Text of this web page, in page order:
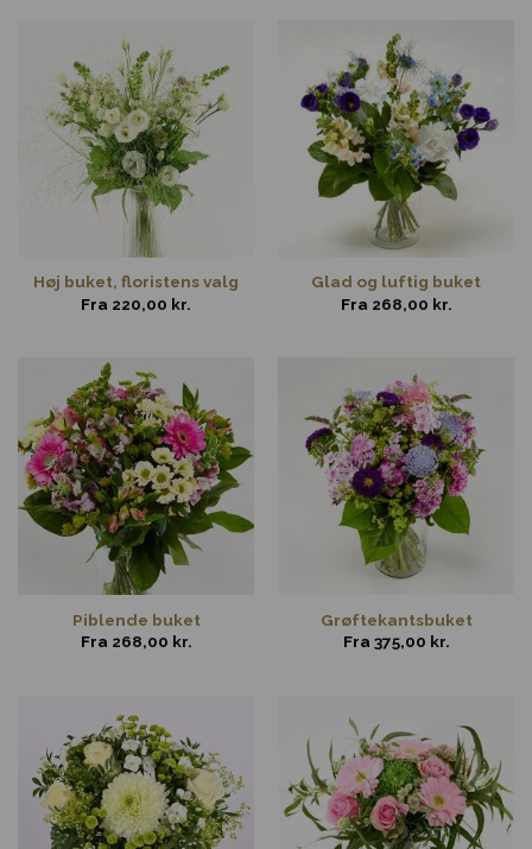
Høj buket, floristens valg
Fra 220,00 kr.
Glad og luftig buket
Fra 268,00 kr.
Piblende buket
Fra 268,00 kr.
Grøftekantsbuket
Fra 375,00 kr.